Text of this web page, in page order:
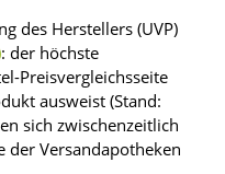
des Herstellers (UVP)
: der höchste
Preisvergleichsseite
ausweist (Stand:
sich zwischenzeitlich
der Versandapotheken